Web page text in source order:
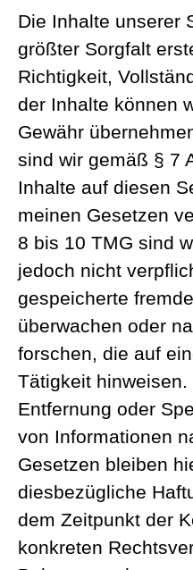
Die Inhalte unserer
größter Sorgfalt
Richtigkeit,
der Inhalte können
Gewähr
sind wir gemäß § 7
Inhalte auf diesen
meinen Gesetzen
8 bis 10 TMG sind
jedoch nicht
gespei­cherte
überwachen oder
forschen, die auf
Tätigkeit
Entfernung oder
von Infor­ma­tionen
Gesetzen bleiben
diesbe­züg­liche
dem Zeitpunkt der
konkreten